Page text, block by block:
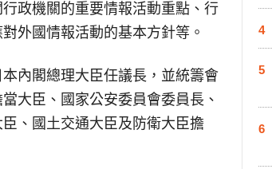
政機關的重要情報活動重點、行
外國情報活動的基本方針等。
內閣總理大臣任議長，並統籌會
大臣、國家公安委員會委員長、
、國土交通大臣及防衛大臣擔
4
5
6